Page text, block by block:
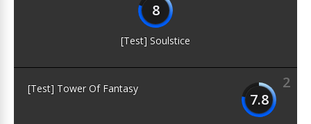
8
[Test] Soulstice
2
7.8
[Test] Tower Of Fantasy